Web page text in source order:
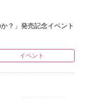
？」発売記念イベント
イベント